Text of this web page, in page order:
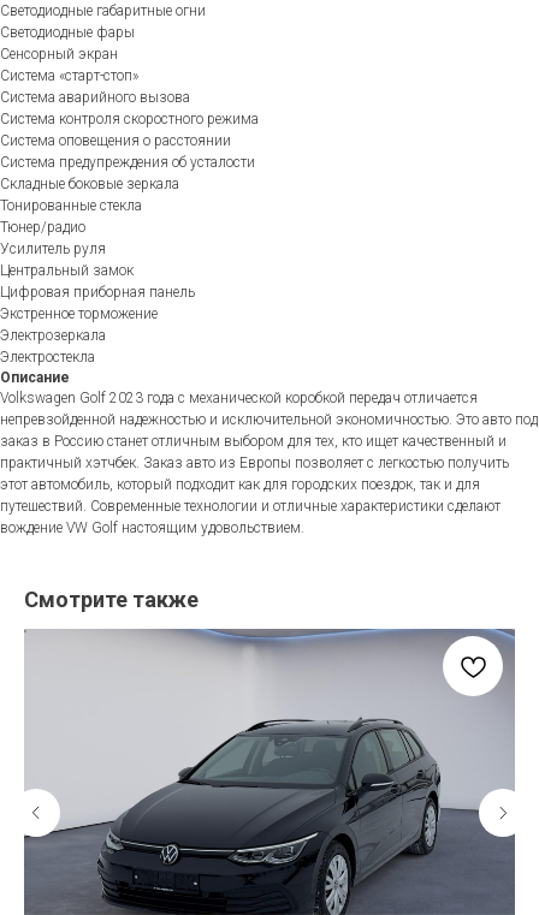
Светодиодные габаритные огни
Светодиодные фары
Сенсорный экран
Система «старт-стоп»
Система аварийного вызова
Система контроля скоростного режима
Система оповещения о расстоянии
Система предупреждения об усталости
Складные боковые зеркала
Тонированные стекла
Тюнер/радио
Усилитель руля
Центральный замок
Цифровая приборная панель
Экстренное торможение
Электрозеркала
Электростекла
Описание
Volkswagen Golf 2023 года с механической коробкой передач отличается
непревзойденной надежностью и исключительной экономичностью. Это авто под
заказ в Россию станет отличным выбором для тех, кто ищет качественный и
практичный хэтчбек. Заказ авто из Европы позволяет с легкостью получить
этот автомобиль, который подходит как для городских поездок, так и для
путешествий. Современные технологии и отличные характеристики сделают
вождение VW Golf настоящим удовольствием.
Смотрите также